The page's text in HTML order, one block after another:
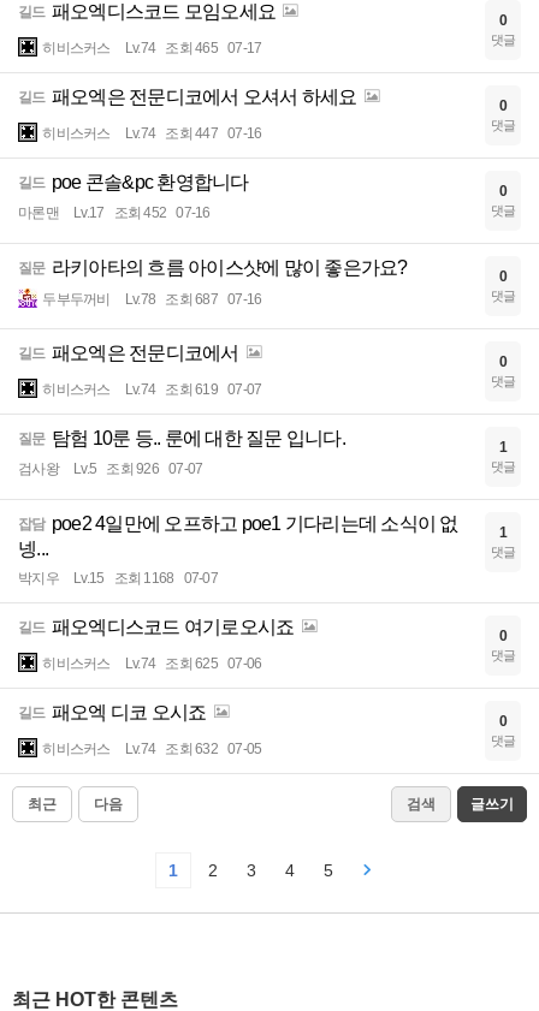
길드 패오엑디스코드 모임오세요
히비스커스 Lv.74 조회 465 07-17
0
댓글
길드 패오엑은 전문디코에서 오셔서 하세요
히비스커스 Lv.74 조회 447 07-16
0
댓글
길드 poe 콘솔&pc 환영합니다
마론맨 Lv.17 조회 452 07-16
0
댓글
질문 라키아타의 흐름 아이스샷에 많이 좋은가요?
두부두꺼비 Lv.78 조회 687 07-16
0
댓글
길드 패오엑은 전문디코에서
히비스커스 Lv.74 조회 619 07-07
0
댓글
질문 탐험 10룬 등.. 룬에 대한 질문 입니다.
검사왕 Lv.5 조회 926 07-07
1
댓글
잡담 poe2 4일만에 오프하고 poe1 기다리는데 소식이 없
넹...
박지우 Lv.15 조회 1168 07-07
1
댓글
길드 패오엑디스코드 여기로오시죠
히비스커스 Lv.74 조회 625 07-06
0
댓글
길드 패오엑 디코 오시죠
히비스커스 Lv.74 조회 632 07-05
0
댓글
최근 다음 검색 글쓰기
1 2 3 4 5
최근 HOT한 콘텐츠